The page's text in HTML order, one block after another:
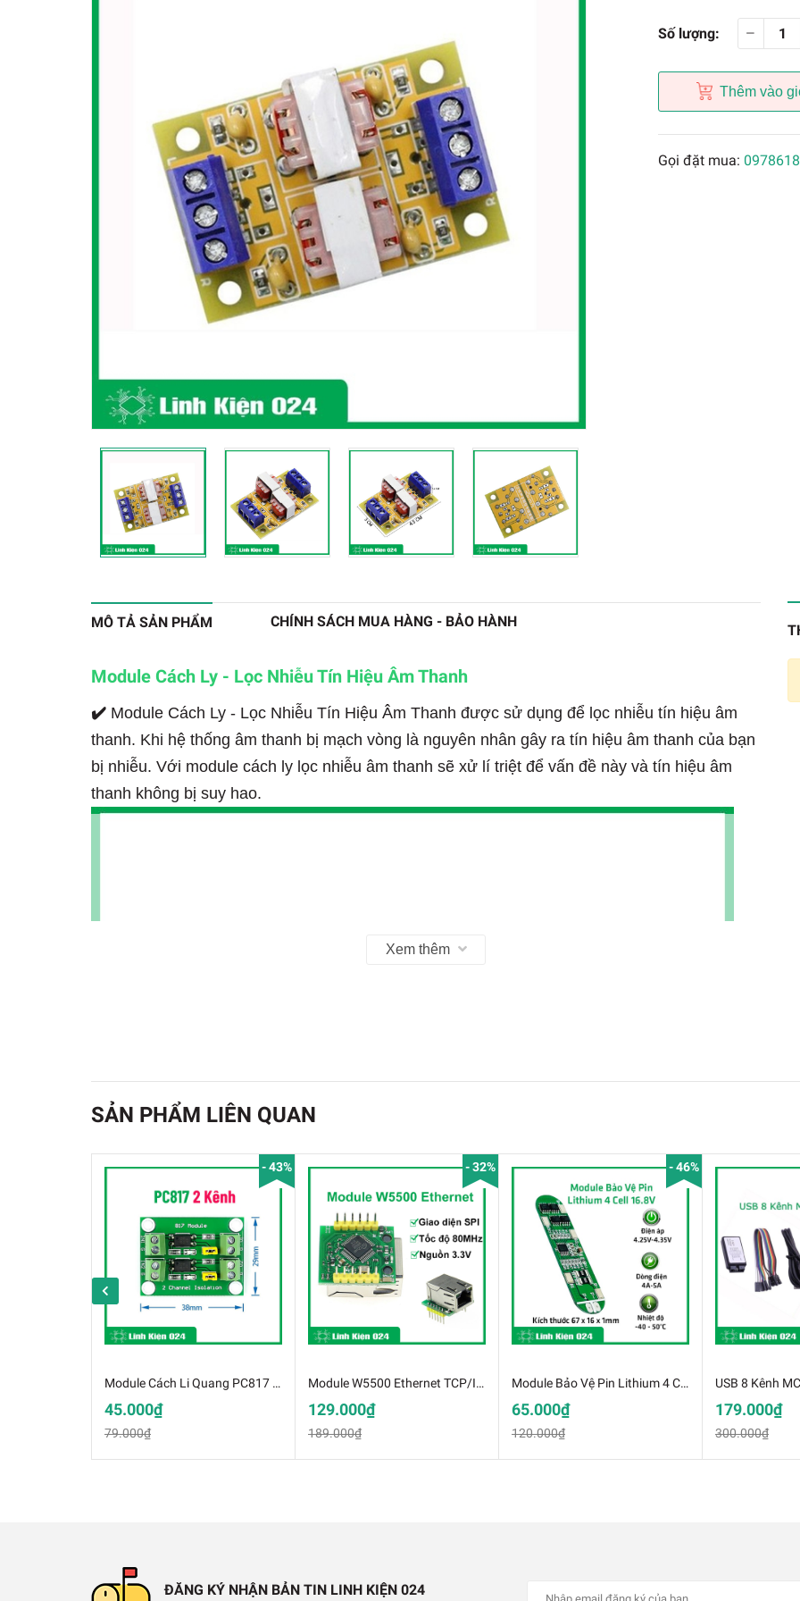
Số lượng:
Thêm vào
Gọi đặt mua:
MÔ TẢ SẢN PHẨM CHÍNH SÁCH MUA HÀNG - BẢO HÀNH
Module Cách Ly - Lọc Nhiễu Tín Hiệu Âm Thanh
✔️ Module Cách Ly - Lọc Nhiễu Tín Hiệu Âm Thanh được sử dụng để lọc nhiễu tín hiệu âm
thanh. Khi hệ thống âm thanh bị mạch vòng là nguyên nhân gây ra tín hiệu âm thanh của bạn
bị nhiễu. Với module cách ly lọc nhiễu âm thanh sẽ xử lí triệt để vấn đề này và tín hiệu âm
thanh không bị suy hao.
Xem thêm
SẢN PHẨM LIÊN QUAN
- 43%
Module Cách Li Quang PC817 2 Kênh (K4C16-2)
45.000₫
79.000₫
- 32%
Module W5500 Ethernet TCP/IP Tương Thích Với Giao Diện Mạng WIZ820IO
129.000₫
189.000₫
- 46%
Module Bảo Vệ Pin Lithium 4 Cell 16.8V Dòng Xả 6A (K2I11-2)
65.000₫
120.000₫
179.000₫
300.000₫
ĐĂNG KÝ NHẬN BẢN TIN LINH KIỆN 024